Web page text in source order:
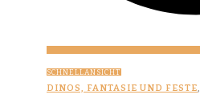
SCHNELLANSICHT
DINOS, FANTASIE UND FESTE,